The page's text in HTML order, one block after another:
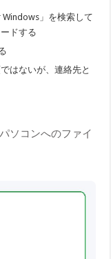
Windows」を検索して
ドする
はないが、連絡先と
ソコンへのファイ